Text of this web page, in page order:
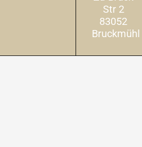
Str 2
83052
Bruckmühl